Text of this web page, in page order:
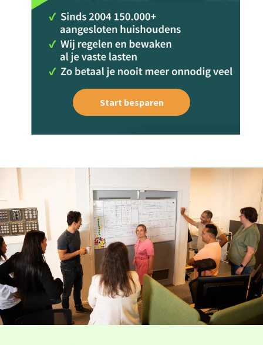
Start besparen